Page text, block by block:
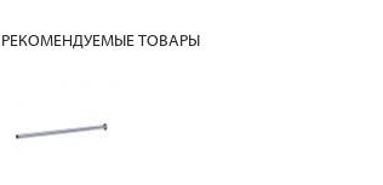
РЕКОМЕНДУЕМЫЕ ТОВАРЫ